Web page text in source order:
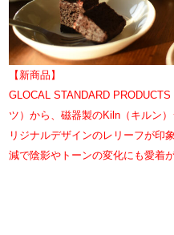
【新商品】
GLOCAL STANDARD
ツ）から、磁器製のKiln（キルン
リジナルデザインのレリーフが印
減で陰影やトーンの変化にも愛着